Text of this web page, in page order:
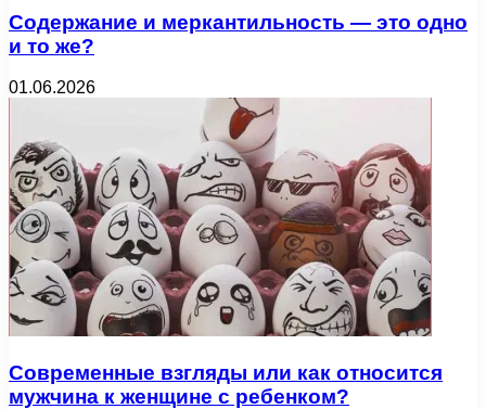
Содержание и меркантильность — это одно
и то же?
01.06.2026
Современные взгляды или как относится
мужчина к женщине с ребенком?